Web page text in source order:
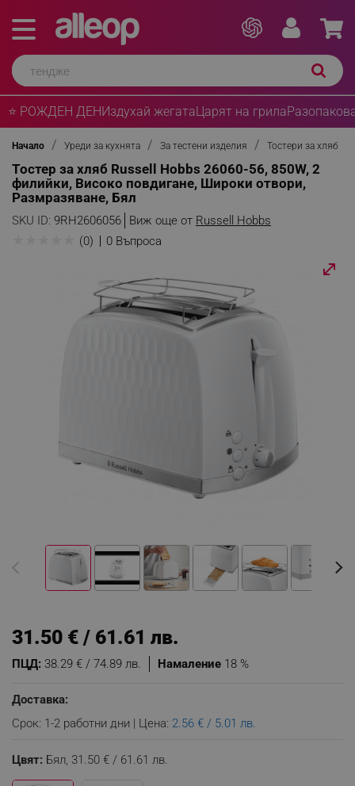
⭐ РОЖДЕН ДЕНИздухай жегатаЦарят на грила
Начало Уреди за кухнята За тестени изделия Тостери за хляб
Тостер за хляб Russell Hobbs 26060-56, 850W, 2
филийки, Високо повдигане, Широки отвори,
Размразяване, Бял
SKU ID: 9RH2606056 Виж още от Russell Hobbs
(0) 0 Въпроса
Намаление 18 %
ПЦД: 38.29 € / 74.89 лв.
31.50 € / 61.61 лв.
Доставка:
Срок: 1-2 работни дни | Цена: 2.56 € / 5.01 лв.
Цвят: Бял, 31.50 € / 61.61 лв.